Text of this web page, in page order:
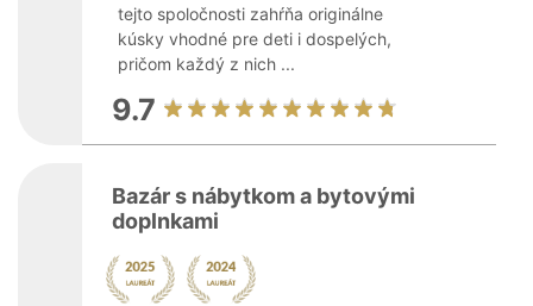
tejto spoločnosti zahŕňa originálne
kúsky vhodné pre deti i dospelých,
pričom každý z nich ...
9.7
Bazár s nábytkom a bytovými
doplnkami